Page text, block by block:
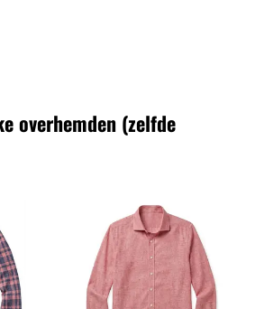
overhemden (zelfde